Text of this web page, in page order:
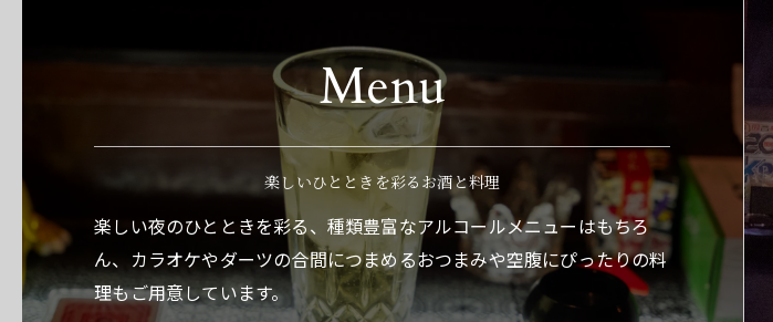
Menu
楽しいひとときを彩るお酒と料理
楽しい夜のひとときを彩る、種類豊富なアルコールメニューはもちろ
ん、カラオケやダーツの合間につまめるおつまみや空腹にぴったりの料
理もご用意しています。